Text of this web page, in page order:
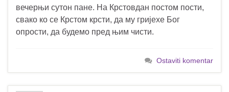
вечерњи сутон пане. На Крстовдан постом пости,
свако ко се Крстом крсти, да му гријехе Бог
опрости, да будемо пред њим чисти.
Ostaviti komentar